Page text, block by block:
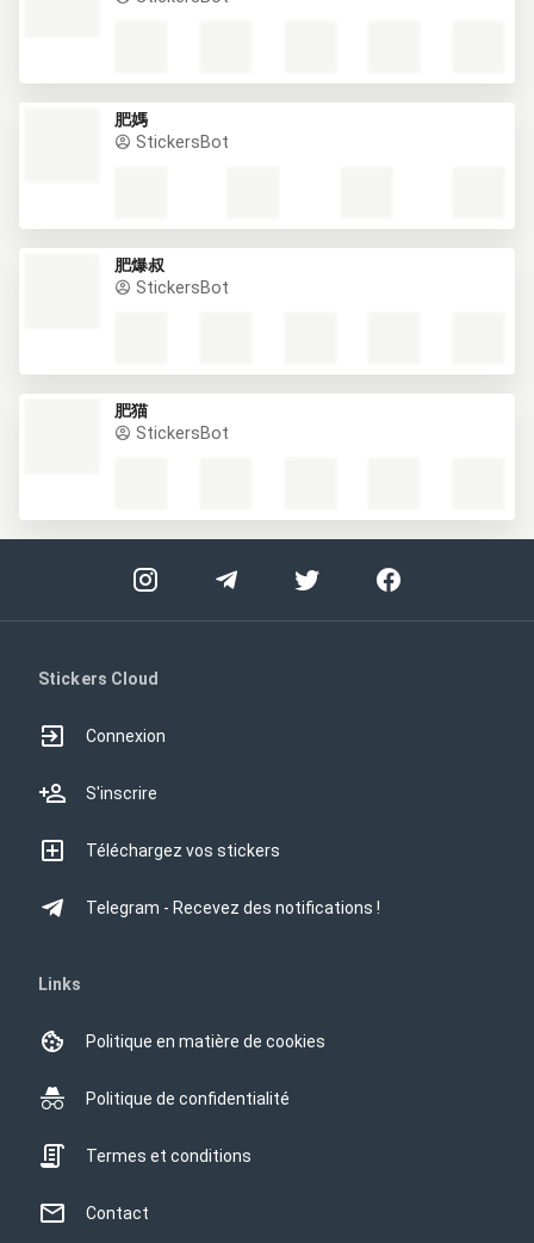
肥媽
StickersBot
肥爆叔
StickersBot
肥猫
StickersBot
Stickers Cloud
Connexion
S'inscrire
Téléchargez vos stickers
Telegram - Recevez des notifications !
Links
Politique en matière de cookies
Politique de confidentialité
Termes et conditions
Contact